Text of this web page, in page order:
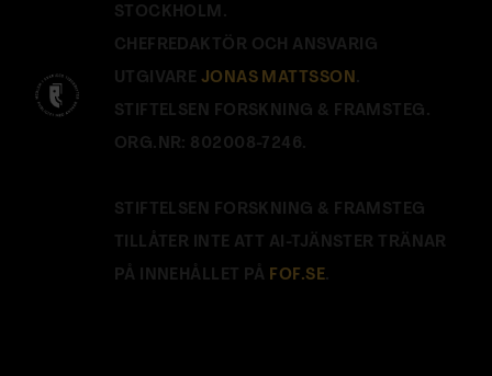
STOCKHOLM.
CHEFREDAKTÖR OCH ANSVARIG
UTGIVARE JONAS MATTSSON .
STIFTELSEN FORSKNING & FRAMSTEG.
ORG.NR: 802008-7246.
STIFTELSEN FORSKNING & FRAMSTEG
TILLÅTER INTE ATT AI-TJÄNSTER TRÄNAR
PÅ INNEHÅLLET PÅ FOF.SE.